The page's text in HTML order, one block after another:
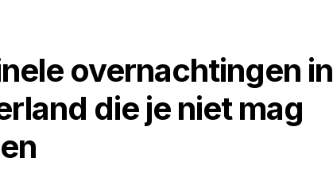
overnachtingen in
die je niet mag